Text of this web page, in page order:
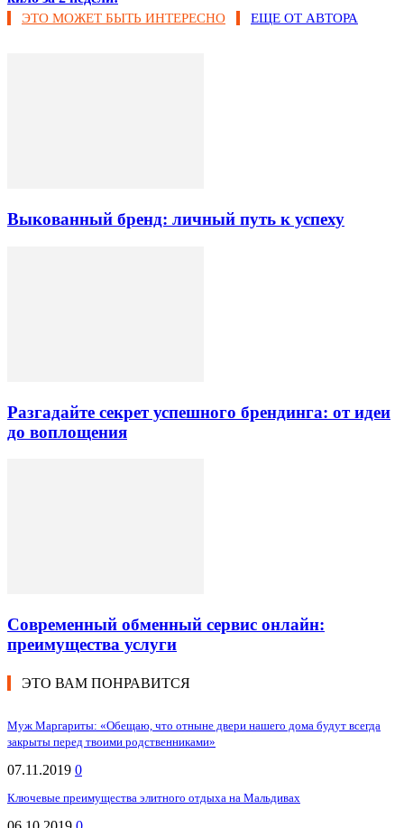
ЭТО МОЖЕТ БЫТЬ ИНТЕРЕСНО ЕЩЕ ОТ АВТОРА
Выкованный бренд: личный путь к успеху
Разгадайте секрет успешного брендинга: от идеи
до воплощения
Современный обменный сервис онлайн:
преимущества услуги
ЭТО ВАМ ПОНРАВИТСЯ
Муж Маргариты: «Обещаю, что отныне двери нашего дома будут всегда
закрыты перед твоими родственниками»
07.11.2019 0
Ключевые преимущества элитного отдыха на Мальдивах